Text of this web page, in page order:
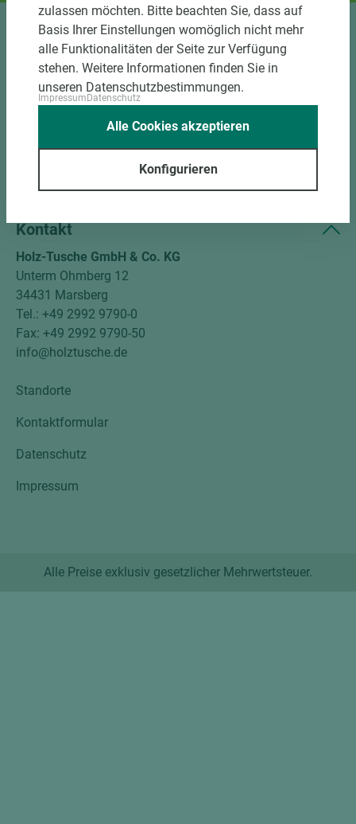
Sortiment
Kundenservice
Unternehmen
Mitgliedschaften
Social Media
Kontakt
Holz-Tusche GmbH & Co. KG
Unterm Ohmberg 12
34431 Marsberg
Tel.: +49 2992 9790-0
Fax: +49 2992 9790-50
info@holztusche.de
Standorte
Kontaktformular
Datenschutz
Impressum
Alle Preise exklusiv gesetzlicher Mehrwertsteuer.
zulassen möchten. Bitte beachten Sie, dass auf
Basis Ihrer Einstellungen womöglich nicht mehr
alle Funktionalitäten der Seite zur Verfügung
stehen. Weitere Informationen finden Sie in
unseren Datenschutzbestimmungen.
ImpressumDatenschutz
Konfigurieren
Alle Cookies akzeptieren